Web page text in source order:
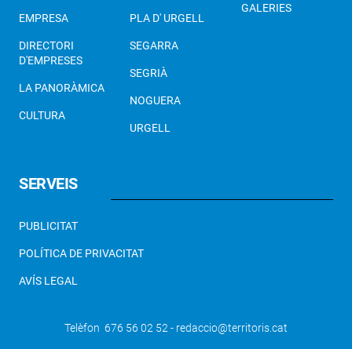
EMPRESA
DIRECTORI
D'EMPRESES
LA PANORÀMICA
CULTURA
PLA D' URGELL
SEGARRA
SEGRIÀ
NOGUERA
URGELL
GALERIES
SERVEIS
PUBLICITAT
POLÍTICA DE PRIVACITAT
AVÍS LEGAL
Telèfon 676 56 02 52 - redaccio@territoris.cat